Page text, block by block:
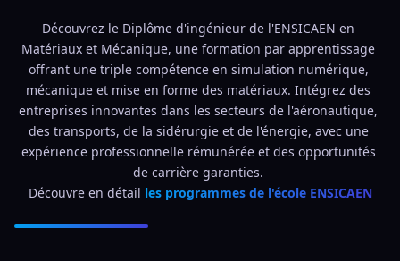
Découvrez le Diplôme d'ingénieur de l'ENSICAEN en
Matériaux et Mécanique, une formation par apprentissage
offrant une triple compétence en simulation numérique,
mécanique et mise en forme des matériaux. Intégrez des
entreprises innovantes dans les secteurs de l'aéronautique,
des transports, de la sidérurgie et de l'énergie, avec une
expérience professionnelle rémunérée et des opportunités
de carrière garanties.
Découvre en détail les programmes de l'école ENSICAEN